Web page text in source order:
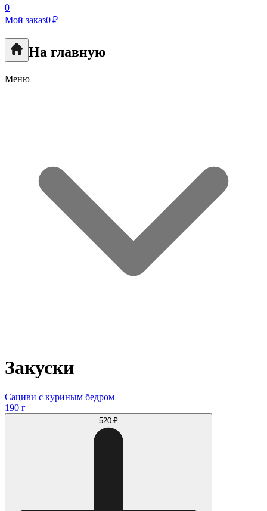
0
Мой заказ0 ₽
На главную
Меню
Закуски
Сациви с куриным бедром
190 г
520 ₽